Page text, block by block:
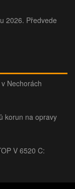
2026. Předvede
Nechorách
korun na opravy
V 6520 C: